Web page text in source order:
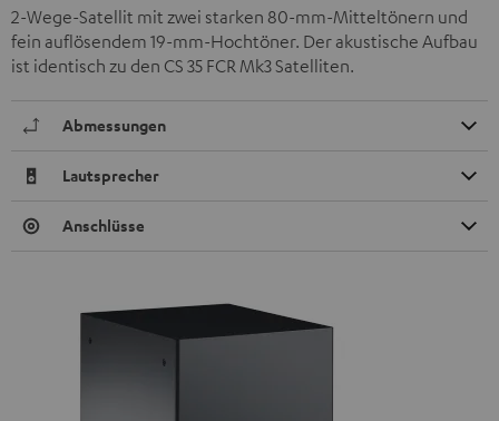
2-Wege-Satellit mit zwei starken 80-mm-Mitteltönern und
fein auflösendem 19-mm-Hochtöner. Der akustische Aufbau
ist identisch zu den CS 35 FCR Mk3 Satelliten.
Abmessungen
Lautsprecher
Anschlüsse